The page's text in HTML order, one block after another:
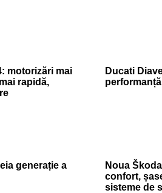
motorizări mai
rapidă,
Ducati
generație a
Noua
confort,
sisteme de